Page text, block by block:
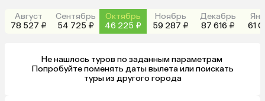
Август
78 527 ₽
Сентябрь
54 725 ₽
Октябрь
46 225 ₽
Ноябрь
59 287 ₽
Декабрь
87 616 ₽
61
Не нашлось туров по заданным параметрам
туры из другого города